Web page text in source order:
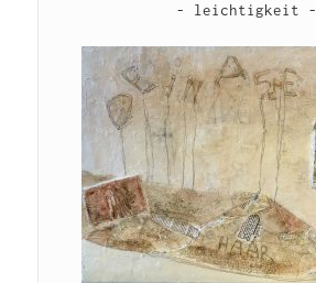
- leichtigkeit -